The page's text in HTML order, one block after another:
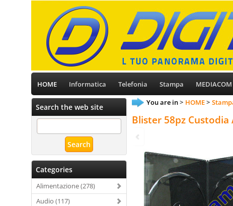
HOME Informatica Telefonia Stampa MEDIACOM
Search the web site
Categories
Alimentazione (278)
Audio (117)
You are in HOME
Blister 58pz Custodia